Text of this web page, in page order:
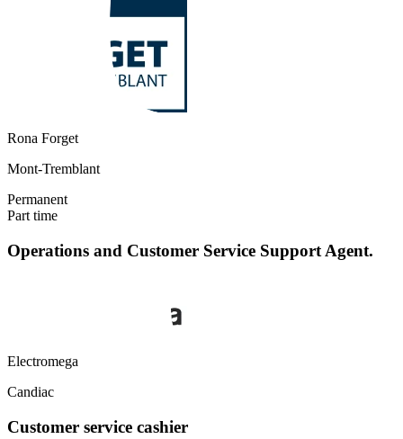
Rona Forget
Mont-Tremblant
Permanent
Part time
Operations and Customer Service Support Agent.
Electromega
Candiac
Customer service cashier